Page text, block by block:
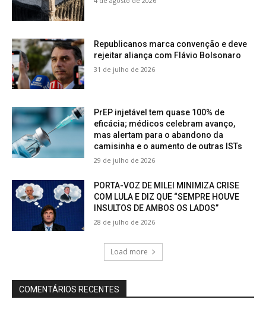
Republicanos marca convenção e deve
rejeitar aliança com Flávio Bolsonaro
31 de julho de 2026
PrEP injetável tem quase 100% de
eficácia; médicos celebram avanço,
mas alertam para o abandono da
camisinha e o aumento de outras ISTs
29 de julho de 2026
PORTA-VOZ DE MILEI MINIMIZA CRISE
COM LULA E DIZ QUE “SEMPRE HOUVE
INSULTOS DE AMBOS OS LADOS”
28 de julho de 2026
Load more
COMENTÁRIOS RECENTES